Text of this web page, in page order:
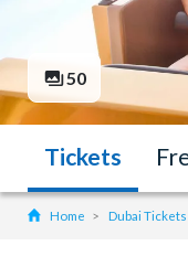
50
Tickets
Home Dubai Tickets